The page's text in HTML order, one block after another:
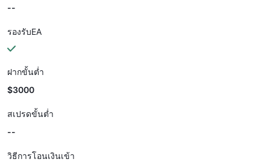
--
รองรับEA
ฝากขั้นต่ำ
$3000
สเปรดขั้นต่ำ
--
วิธีการโอนเงินเข้า